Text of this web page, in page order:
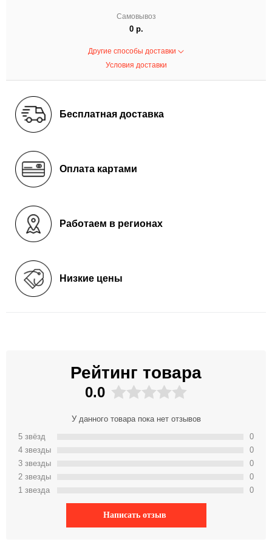
Самовывоз
0 р.
Другие способы доставки
Условия доставки
Бесплатная доставка
Оплата картами
Работаем в регионах
Низкие цены
Рейтинг товара
0.0
У данного товара пока нет отзывов
5 звёзд
4 звeзды
3 звeзды
2 звeзды
1 звeзда
0
0
0
0
0
Написать отзыв